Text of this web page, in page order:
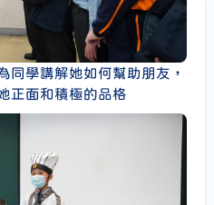
同學講解她如何幫助朋友，
正面和積極的品格